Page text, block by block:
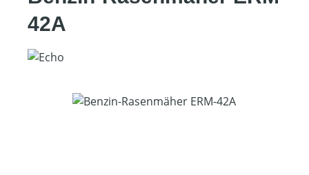
42A
Bildergalerie überspringen